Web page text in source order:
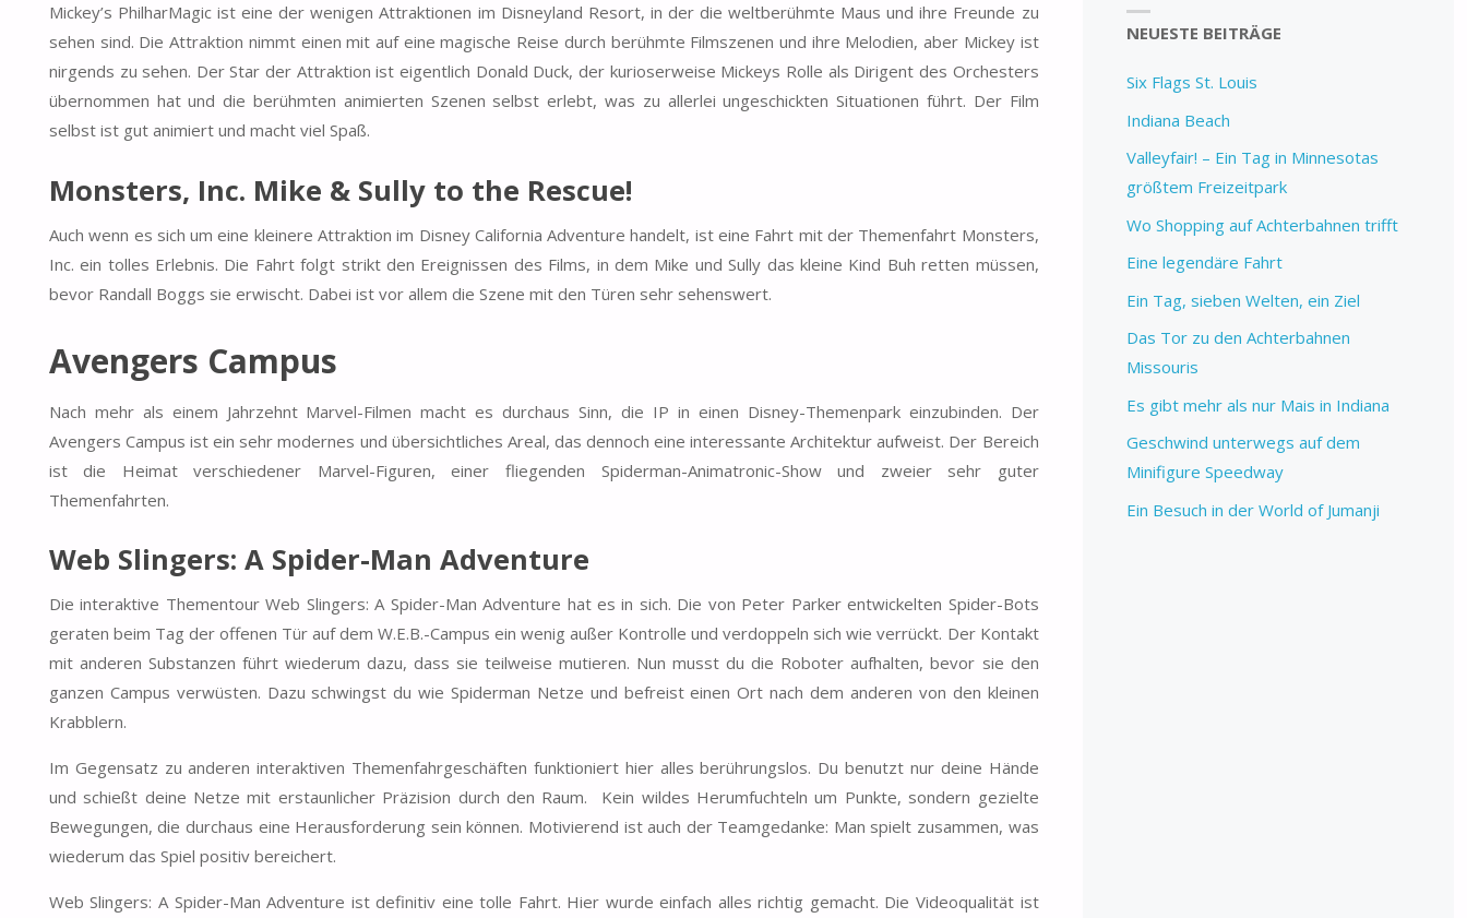
Mickey’s PhilharMagic ist eine der wenigen Attraktionen im Disneyland Resort, in der die weltberühmte Maus und ihre Freunde zu
sehen sind. Die Attraktion nimmt einen mit auf eine magische Reise durch berühmte Filmszenen und ihre Melodien, aber Mickey ist
nirgends zu sehen. Der Star der Attraktion ist eigentlich Donald Duck, der kurioserweise Mickeys Rolle als Dirigent des Orchesters
übernommen hat und die berühmten animierten Szenen selbst erlebt, was zu allerlei ungeschickten Situationen führt. Der Film
selbst ist gut animiert und macht viel Spaß.
Monsters, Inc. Mike & Sully to the Rescue!
Auch wenn es sich um eine kleinere Attraktion im Disney California Adventure handelt, ist eine Fahrt mit der Themenfahrt Monsters,
Inc. ein tolles Erlebnis. Die Fahrt folgt strikt den Ereignissen des Films, in dem Mike und Sully das kleine Kind Buh retten müssen,
bevor Randall Boggs sie erwischt. Dabei ist vor allem die Szene mit den Türen sehr sehenswert.
Avengers Campus
Nach mehr als einem Jahrzehnt Marvel-Filmen macht es durchaus Sinn, die IP in einen Disney-Themenpark einzubinden. Der
Avengers Campus ist ein sehr modernes und übersichtliches Areal, das dennoch eine interessante Architektur aufweist. Der Bereich
ist die Heimat verschiedener Marvel-Figuren, einer fliegenden Spiderman-Animatronic-Show und zweier sehr guter
Themenfahrten.
Web Slingers: A Spider-Man Adventure
Die interaktive Thementour Web Slingers: A Spider-Man Adventure hat es in sich. Die von Peter Parker entwickelten Spider-Bots
geraten beim Tag der offenen Tür auf dem W.E.B.-Campus ein wenig außer Kontrolle und verdoppeln sich wie verrückt. Der Kontakt
mit anderen Substanzen führt wiederum dazu, dass sie teilweise mutieren. Nun musst du die Roboter aufhalten, bevor sie den
ganzen Campus verwüsten. Dazu schwingst du wie Spiderman Netze und befreist einen Ort nach dem anderen von den kleinen
Krabblern.
Im Gegensatz zu anderen interaktiven Themenfahrgeschäften funktioniert hier alles berührungslos. Du benutzt nur deine Hände
und schießt deine Netze mit erstaunlicher Präzision durch den Raum. Kein wildes Herumfuchteln um Punkte, sondern gezielte
Bewegungen, die durchaus eine Herausforderung sein können. Motivierend ist auch der Teamgedanke: Man spielt zusammen, was
wiederum das Spiel positiv bereichert.
Web Slingers: A Spider-Man Adventure ist definitiv eine tolle Fahrt. Hier wurde einfach alles richtig gemacht. Die Videoqualität ist
NEUESTE BEITRÄGE
Six Flags St. Louis
Indiana Beach
Valleyfair! – Ein Tag in Minnesotas
größtem Freizeitpark
Wo Shopping auf Achterbahnen trifft
Eine legendäre Fahrt
Ein Tag, sieben Welten, ein Ziel
Das Tor zu den Achterbahnen
Missouris
Es gibt mehr als nur Mais in Indiana
Geschwind unterwegs auf dem
Minifigure Speedway
Ein Besuch in der World of Jumanji